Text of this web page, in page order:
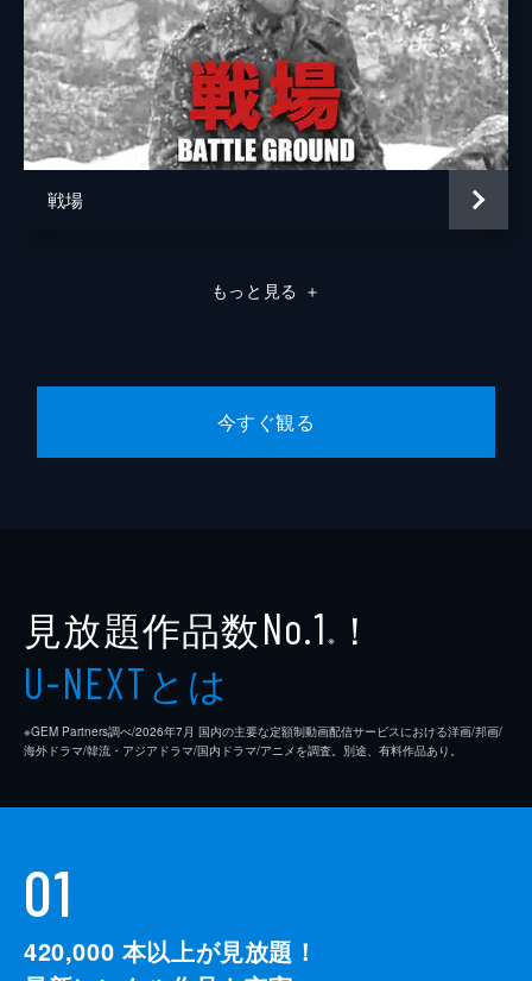
戦場
もっと見る ＋
今すぐ観る
見放題作品数No.1 ※ ！
U-NEXTとは
※GEM Partners調べ/2026年7⽉ 国内の主要な定額制動画配信サービスにおける洋画/邦画/
海外ドラマ/韓流・アジアドラマ/国内ドラマ/アニメを調査。別途、有料作品あり。
01
420,000 本以上が見放題！